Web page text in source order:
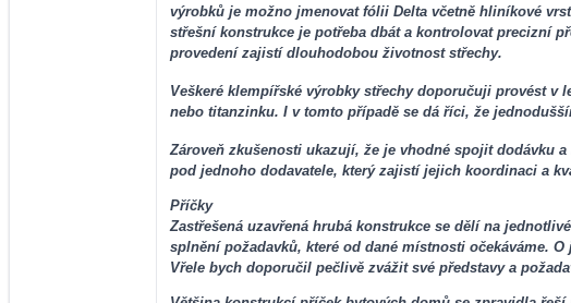
výrobků je možno jmenovat fólii Delta včetně hliníkové
střešní konstrukce je potřeba dbát a kontrolovat precizní
provedení zajistí dlouhodobou životnost střechy.
Veškeré klempířské výrobky střechy doporučuji provést v
nebo titanzinku. I v tomto případě se dá říci, že
Zároveň zkušenosti ukazují, že je vhodné spojit dodávku
pod jednoho dodavatele, který zajistí jejich koordinaci a
Příčky
Zastřešená uzavřená hrubá konstrukce se dělí na
splnění požadavků, které od dané místnosti očekáváme.
Vřele bych doporučil pečlivě zvážit své představy a